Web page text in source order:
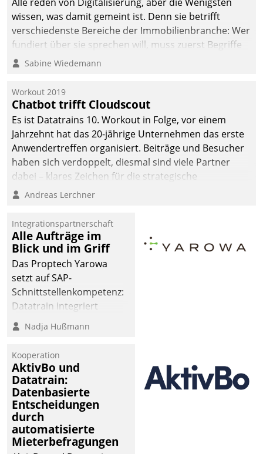
wissen, was damit gemeint ist. Denn sie betrifft
verschiedenste Bereiche der Immobilienbranche: Wer
fundiert über sie sprechen will, muss zuerst Begriffe
klären. Ein Aspekt ist die betriebliche Optimierung:
Einsparungen durch optimierte und automatisierte
Prozesse. Doch man darf nicht zu viel erwarten: Allein
mit der Einführung einer neuen Software ist es nicht
getan. Die Digitalisierung erfordert von Unternehmen
die Bereitschaft, sich zu überprüfen, zu hinterfragen
und zu verändern.
Sabine Wiedemann
Workout 2019
Chatbot trifft Cloudscout
Es ist Datatrains 10. Workout in Folge, vor einem
Jahrzehnt hat das 20-jährige Unternehmen das erste
Anwendertreffen organisiert. Beiträge und Besucher
haben sich verdoppelt, diesmal sind viele Partner
dabei – klares Zeichen für die strategische
Fokussierung auf den Kunden.
Andreas Lerchner
Integrationspartnerschaft
Alle Aufträge im
Blick und im Griff
Das Proptech Yarowa
setzt auf SAP-
Schnittstellenkompetenz:
Datatrain integriert
Yarowas Portal zur
Vergabe und Verwaltung
operativen
Instandhaltung in die
SAP-Systemlandschaft
deutscher
Wohnungsunternehmen
– und beschleunigt damit
den Weg vom
Nadja Hußmann
Kooperation
AktivBo und
Datatrain:
Datenbasierte
Entscheidungen
durch
automatisierte
Mieterbefragungen